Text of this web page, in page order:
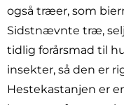
også træer, som
Sidstnævnte træ,
tidlig forårsmad til
insekter, så den er
Hestekastanjen er